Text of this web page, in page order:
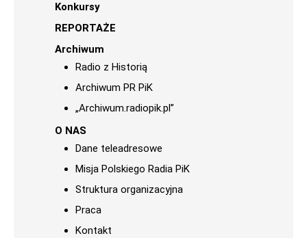
Konkursy
REPORTAŻE
Archiwum
Radio z Historią
Archiwum PR PiK
„Archiwum.radiopik.pl”
O NAS
Dane teleadresowe
Misja Polskiego Radia PiK
Struktura organizacyjna
Praca
Kontakt